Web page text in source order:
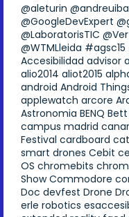
@aleturin
@GoogleDevExpert
@LaboratorisTIC
@WTMLleida #agsc15
Accesibilidad advisor
alio2014 aliot2015
android Android
applewatch arcore
Astronomia BENQ Bett
campus madrid
Festival cardboard
smart drones Cebit
OS chromebits
Show Commodore
Doc devfest Drone
erle robotics